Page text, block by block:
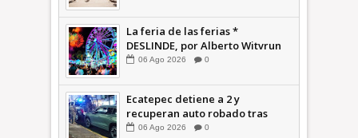
La feria de las ferias *
DESLINDE, por Alberto Witvrun
06 Ago 2026 0
Ecatepec detiene a 2 y
recuperan auto robado tras
operativo con Tecámac +Video
06 Ago 2026 0